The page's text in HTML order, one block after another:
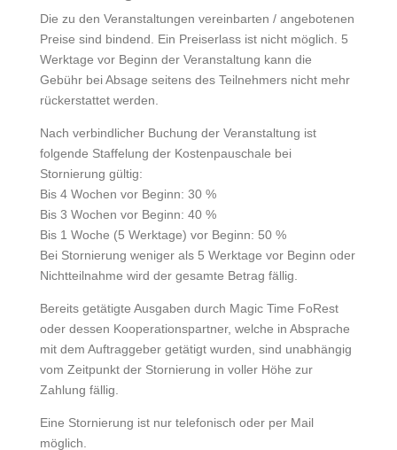
Die zu den Veranstaltungen vereinbarten / angebotenen
Preise sind bindend. Ein Preiserlass ist nicht möglich. 5
Werktage vor Beginn der Veranstaltung kann die
Gebühr bei Absage seitens des Teilnehmers nicht mehr
rückerstattet werden.
Nach verbindlicher Buchung der Veranstaltung ist
folgende Staffelung der Kostenpauschale bei
Stornierung gültig:
Bis 4 Wochen vor Beginn: 30 %
Bis 3 Wochen vor Beginn: 40 %
Bis 1 Woche (5 Werktage) vor Beginn: 50 %
Bei Stornierung weniger als 5 Werktage vor Beginn oder
Nichtteilnahme wird der gesamte Betrag fällig.
Bereits getätigte Ausgaben durch Magic Time FoRest
oder dessen Kooperationspartner, welche in Absprache
mit dem Auftraggeber getätigt wurden, sind unabhängig
vom Zeitpunkt der Stornierung in voller Höhe zur
Zahlung fällig.
Eine Stornierung ist nur telefonisch oder per Mail
möglich.